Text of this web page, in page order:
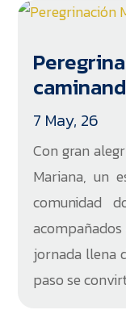
7 May, 26
Con gran
Mariana, un
comunidad
acompañados
jornada llena
paso se